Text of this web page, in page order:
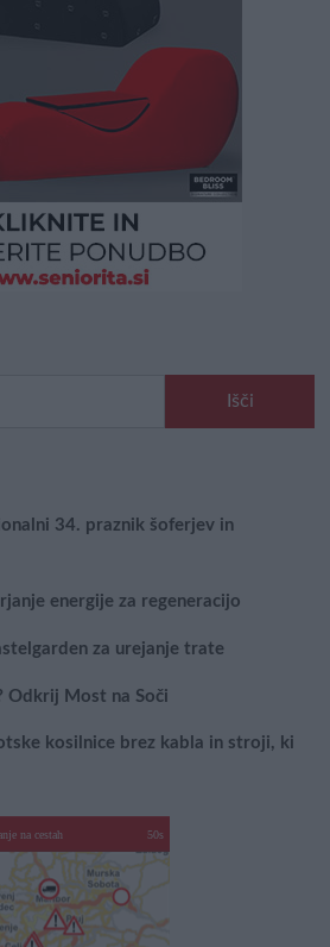
34. praznik šoferjev in
energije za regeneracijo
za urejanje trate
Odkrij Most na Soči
kosilnice brez kabla in stroji, ki
na cestah 45s